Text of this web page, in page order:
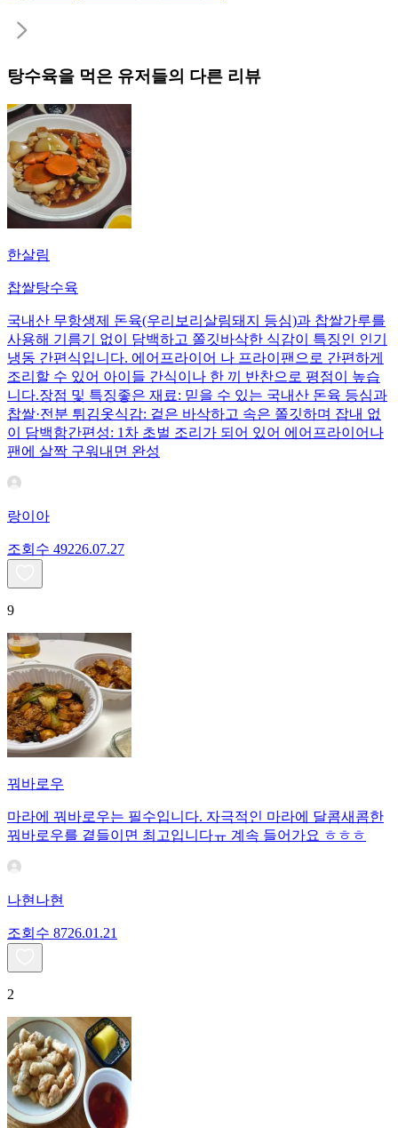
탕수육을 먹은 유저들의 다른 리뷰
한살림
찹쌀탕수육
국내산 무항생제 돈육(우리보리살림돼지 등심)과 찹쌀가루를
사용해 기름기 없이 담백하고 쫄깃바삭한 식감이 특징인 인기
냉동 간편식입니다. 에어프라이어 나 프라이팬으로 간편하게
조리할 수 있어 아이들 간식이나 한 끼 반찬으로 평점이 높습
니다.장점 및 특징좋은 재료: 믿을 수 있는 국내산 돈육 등심과
찹쌀·전분 튀김옷식감: 겉은 바삭하고 속은 쫄깃하며 잡내 없
이 담백함간편성: 1차 초벌 조리가 되어 있어 에어프라이어나
팬에 살짝 구워내면 완성
랑이아
조회수 49226.07.27
9
꿔바로우
마라에 꿔바로우는 필수입니다. 자극적인 마라에 달콤새콤한
꿔바로우를 곁들이면 최고입니다ㅠ 계속 들어가요 ㅎㅎㅎ
나현나현
조회수 8726.01.21
2